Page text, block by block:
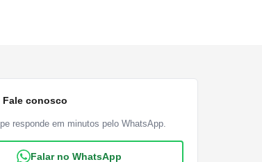
Fale conosco
responde em minutos pelo WhatsApp.
Falar no WhatsApp